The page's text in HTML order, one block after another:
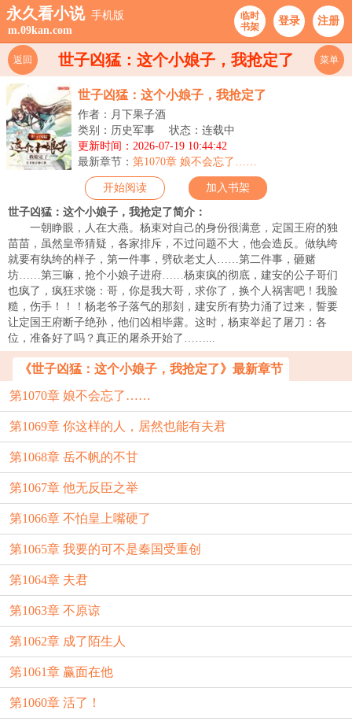
永久看小说 手机版
m.09kan.com
临时
书架
登录 注册
世子凶猛：这个小娘子，我抢定了
返回 菜单
世子凶猛：这个小娘子，我抢定了
作者：月下果子酒
类别：历史军事
状态：连载中
更新时间：2026-07-19 10:44:42
最新章节： 第1070章 娘不会忘了……
开始阅读 加入书架
世子凶猛：这个小娘子，我抢定了简介：
一朝睁眼，人在大燕。杨束对自己的身份很满意，定国王府的独
苗苗，虽然皇帝猜疑，各家排斥，不过问题不大，他会造反。做纨绔
就要有纨绔的样子，第一件事，劈砍老丈人……第二件事，砸赌
坊……第三嘛，抢个小娘子进府……杨束疯的彻底，建安的公子哥们
也疯了，疯狂求饶：哥，你是我大哥，求你了，换个人祸害吧！我脸
糙，伤手！！！杨老爷子落气的那刻，建安所有势力涌了过来，誓要
让定国王府断子绝孙，他们凶相毕露。这时，杨束举起了屠刀：各
位，准备好了吗？真正的屠杀开始了……...
《世子凶猛：这个小娘子，我抢定了》最新章节
第1070章 娘不会忘了……
第1069章 你这样的人，居然也能有夫君
第1068章 岳不帆的不甘
第1067章 他无反臣之举
第1066章 不怕皇上嘴硬了
第1065章 我要的可不是秦国受重创
第1064章 夫君
第1063章 不原谅
第1062章 成了陌生人
第1061章 赢面在他
第1060章 活了！